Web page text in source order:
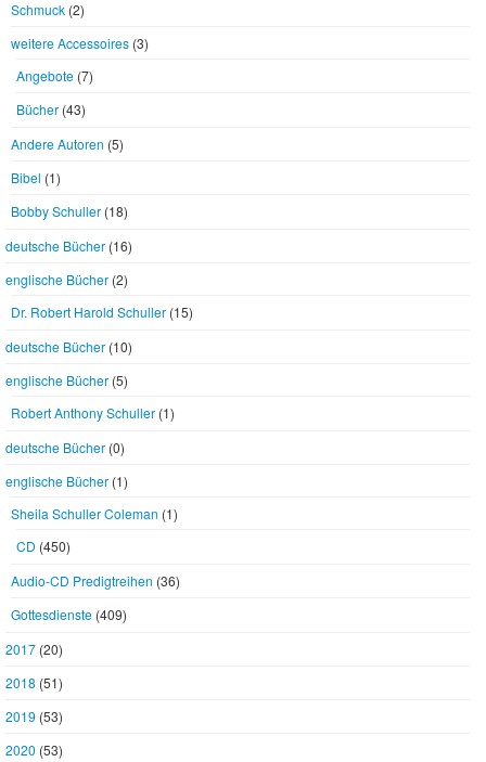
Schmuck (2)
weitere Accessoires (3)
Angebote (7)
Bücher (43)
Andere Autoren (5)
Bibel (1)
Bobby Schuller (18)
deutsche Bücher (16)
englische Bücher (2)
Dr. Robert Harold Schuller (15)
deutsche Bücher (10)
englische Bücher (5)
Robert Anthony Schuller (1)
deutsche Bücher (0)
englische Bücher (1)
Sheila Schuller Coleman (1)
CD (450)
Audio-CD Predigtreihen (36)
Gottesdienste (409)
2017 (20)
2018 (51)
2019 (53)
2020 (53)